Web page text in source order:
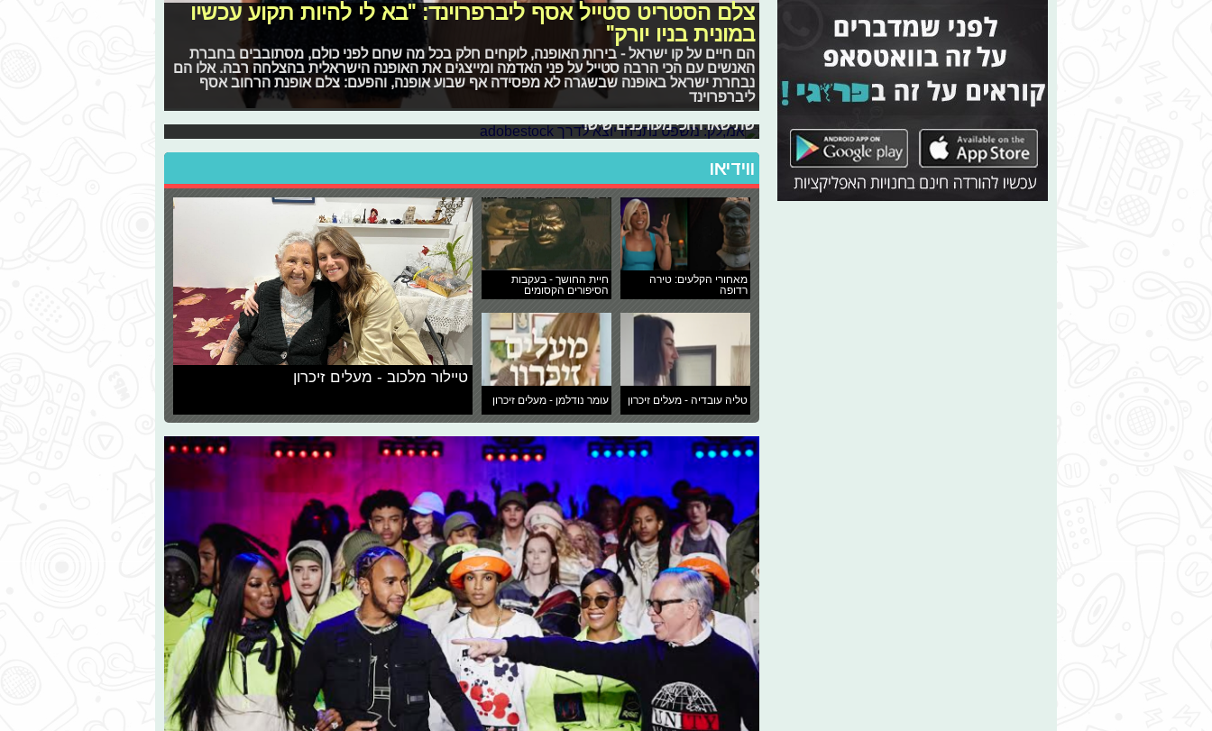
צלם הסטריט סטייל אסף ליברפרוינד: "בא לי להיות תקוע עכשיו
במונית בניו יורק"
הם חיים על קו ישראל - בירות האופנה, לוקחים חלק בכל מה שחם לפני כולם, מסתובבים בחברת
האנשים עם הכי הרבה סטייל על פני האדמה ומייצגים את האופנה הישראלית בהצלחה רבה. אלו הם
נבחרת ישראל באופנה שבשגרה לא מפסידה אף שבוע אופנה, והפעם: צלם אופנת הרחוב אסף
ליברפרוינד
אמ;לק: משפט נתניהו יוצא לדרך
הייתם עסוקים מדי בשביל להתעדכן בכל החדשות והאירועים המעניינים ביותר שקראו השבוע בארץ
ובעולם? אל דאגה, בדיוק בשביל זה אנחנו כאן! סיכום החדשות השבועי של פרוגי חוזר גם השבוע כדי
שתישארו הכי מעודכנים שיש!
ווידיאו
מאחורי הקלעים: טירה
רדופה
חיית החושך - בעקבות
הסיפורים הקסומים
טליה עובדיה - מעלים זיכרון עומר נודלמן - מעלים זיכרון
טיילור מלכוב - מעלים זיכרון